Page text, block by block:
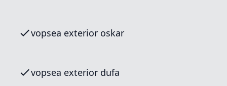
vopsea exterior oskar
vopsea exterior dufa